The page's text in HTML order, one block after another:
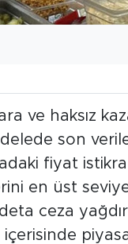
ve haksız
son
fiyat
en üst
ceza
içerisinde